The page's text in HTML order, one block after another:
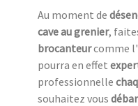
Au moment de
cave au grenier,
brocanteurcomme
pourra en effet
professionnelle
souhaitez vous